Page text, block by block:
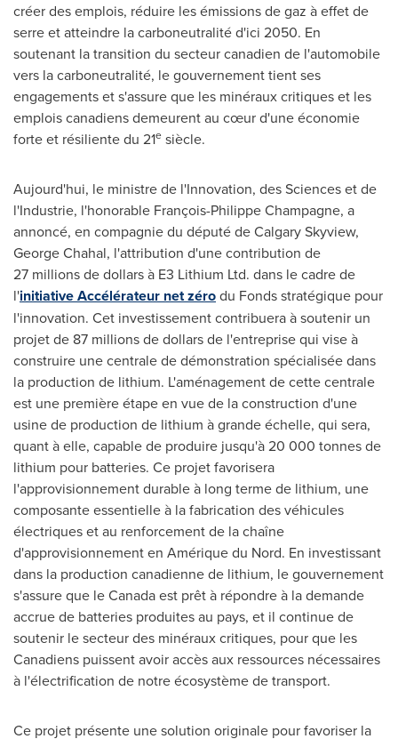
créer des emplois, réduire les émissions de gaz à effet de
serre et atteindre la carboneutralité d'ici 2050. En
soutenant la transition du secteur canadien de l'automobile
vers la carboneutralité, le gouvernement tient ses
engagements et s'assure que les minéraux critiques et les
emplois canadiens demeurent au cœur d'une économie
forte et résiliente du 21e siècle.
Aujourd'hui, le ministre de l'Innovation, des Sciences et de
l'Industrie, l'honorable François-Philippe Champagne, a
annoncé, en compagnie du député de Calgary Skyview,
George Chahal, l'attribution d'une contribution de
27 millions de dollars à E3 Lithium Ltd. dans le cadre de
l'initiative Accélérateur net zérodu Fonds stratégique pour
l'innovation. Cet investissement contribuera à soutenir un
projet de 87 millions de dollars de l'entreprise qui vise à
construire une centrale de démonstration spécialisée dans
la production de lithium. L'aménagement de cette centrale
est une première étape en vue de la construction d'une
usine de production de lithium à grande échelle, qui sera,
quant à elle, capable de produire jusqu'à 20 000 tonnes de
lithium pour batteries. Ce projet favorisera
l'approvisionnement durable à long terme de lithium, une
composante essentielle à la fabrication des véhicules
électriques et au renforcement de la chaîne
d'approvisionnement en Amérique du Nord. En investissant
dans la production canadienne de lithium, le gouvernement
s'assure que leCanadaest prêt à répondre à la demande
accrue de batteries produites au pays, et il continue de
soutenir le secteur des minéraux critiques, pour que les
Canadiens puissent avoir accès aux ressources nécessaires
à l'électrification de notre écosystème de transport.
Ce projet présente une solution originale pour favoriser la